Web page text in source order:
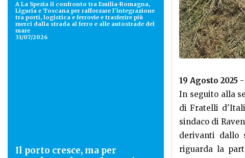
A La Spezia il confronto tra Emilia-Romagna,
Liguria e Toscana per rafforzare l'integrazione
tra porti, logistica e ferrovie e trasferire più
merci dalla strada al ferro e alle autostrade del
mare
31/07/2026
Il porto cresce, ma per
19 Agosto 2025 -
In seguito alla
di Fratelli
sindaco di
derivanti dallo
riguarda la